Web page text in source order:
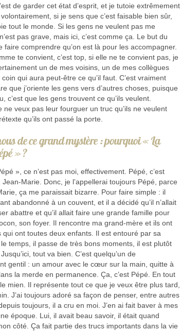
de garder cet état d’esprit, et je tutoie extrêmement
si je sens que c’est faisable bien sûr,
tout le monde. Si les gens ne veulent pas me
pas grave, mais ici, c’est comme ça. Le but du
faire comprendre qu’on est là pour les accompagner.
te convient, c’est top, si elle ne te convient pas, je
un de mes voisins, un de mes collègues
qui aura peut-être ce qu’il faut. C’est vraiment
que j’oriente les gens vers d’autres choses, puisque
c’est que les gens trouvent ce qu’ils veulent.
ne veux pas leur fourguer un truc qu’ils ne veulent
qu’ils ont passé la porte.
de ce grand mystère : pourquoi « La
» ?
», ce n’est pas moi, effectivement. Pépé, c’est
Jean-Marie. Donc, je l’appellerai toujours Pépé, parce
ça me paraissait bizarre. Pour faire simple : il
abandonné à un couvent, et il a décidé qu’il n’allait
abattre et qu’il allait faire une grande famille pour
son foyer. Il rencontre ma grand-mère et ils ont
qui ont toutes deux enfants. Il est entouré par sa
temps, il passe de très bons moments, il est plutôt
tout va bien. C’est quelqu’un de
gentil : un amour avec le cœur sur la main, quitte à
la merde en permanence. Ça, c’est Pépé. En tout
mien. Il représente tout ce que je veux être plus tard,
J’ai toujours adoré sa façon de penser, entre autres
toujours, il a cru en moi. J’en ai fait baver à mes
époque. Lui, il avait beau savoir, il était quand
côté. Ça fait partie des trucs importants dans la vie